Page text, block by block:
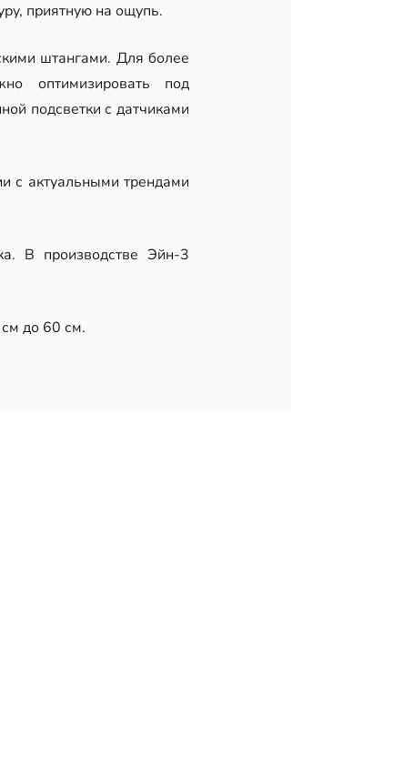
приятную на ощупь.
штангами. Для более
оптимизировать под
подсветки с датчиками
с актуальными трендами
В производстве Эйн-3
до 60 см.